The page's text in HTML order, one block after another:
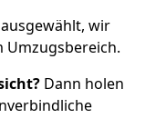
wir
Umzugsbereich.
Dann holen